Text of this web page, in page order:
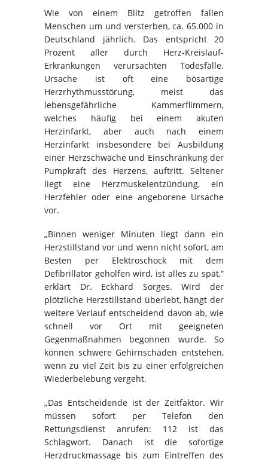
Wie von einem Blitz getroffen fallen
Menschen um und versterben, ca. 65.000 in
Deutschland jährlich. Das entspricht 20
Prozent aller durch Herz-Kreislauf-
Erkrankungen verursachten Todesfälle.
Ursache ist oft eine bösartige
Herzrhythmusstörung, meist das
lebensgefährliche Kammerflimmern,
welches häufig bei einem akuten
Herzinfarkt, aber auch nach einem
Herzinfarkt insbesondere bei Ausbildung
einer Herzschwäche und Einschränkung der
Pumpkraft des Herzens, auftritt. Seltener
liegt eine Herzmuskelentzündung, ein
Herzfehler oder eine angeborene Ursache
vor.
„Binnen weniger Minuten liegt dann ein
Herzstillstand vor und wenn nicht sofort, am
Besten per Elektroschock mit dem
Defibrillator geholfen wird, ist alles zu spät,“
erklärt Dr. Eckhard Sorges. Wird der
plötzliche Herzstillstand überlebt, hängt der
weitere Verlauf entscheidend davon ab, wie
schnell vor Ort mit geeigneten
Gegenmaßnahmen begonnen wurde. So
können schwere Gehirnschäden entstehen,
wenn zu viel Zeit bis zu einer erfolgreichen
Wiederbelebung vergeht.
„Das Entscheidende ist der Zeitfaktor. Wir
müssen sofort per Telefon den
Rettungsdienst anrufen: 112 ist das
Schlagwort. Danach ist die sofortige
Herzdruckmassage bis zum Eintreffen des